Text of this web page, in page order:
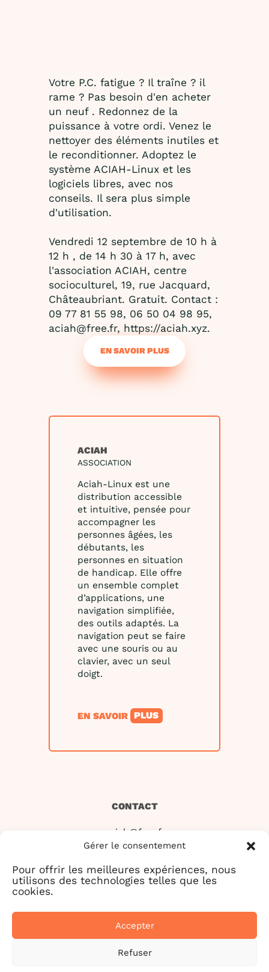
Gérer le consentement
Pour offrir les meilleures expériences, nous
utilisons des technologies telles que les
cookies.
Accepter
Refuser
CONTACT
aciah@free.fr
PARTAGER
Votre P.C. fatigue ? Il traîne ? il
rame ? Pas besoin d'en acheter
un neuf . Redonnez de la
puissance à votre ordi. Venez le
nettoyer des éléments inutiles et
le reconditionner. Adoptez le
système ACIAH-Linux et les
logiciels libres, avec nos
conseils. Il sera plus simple
d'utilisation.
Vendredi 12 septembre de 10 h à
12 h , de 14 h 30 à 17 h, avec
l'association ACIAH, centre
socioculturel, 19, rue Jacquard,
Châteaubriant. Gratuit. Contact :
09 77 81 55 98, 06 50 04 98 95,
aciah@free.fr, https://aciah.xyz.
EN SAVOIR PLUS
ACIAH
ASSOCIATION
Aciah-Linux est une
distribution accessible
et intuitive, pensée pour
accompagner les
personnes âgées, les
débutants, les
personnes en situation
de handicap. Elle offre
un ensemble complet
d’applications, une
navigation simplifiée,
des outils adaptés. La
navigation peut se faire
avec une souris ou au
clavier, avec un seul
doigt.
EN SAVOIR PLUS